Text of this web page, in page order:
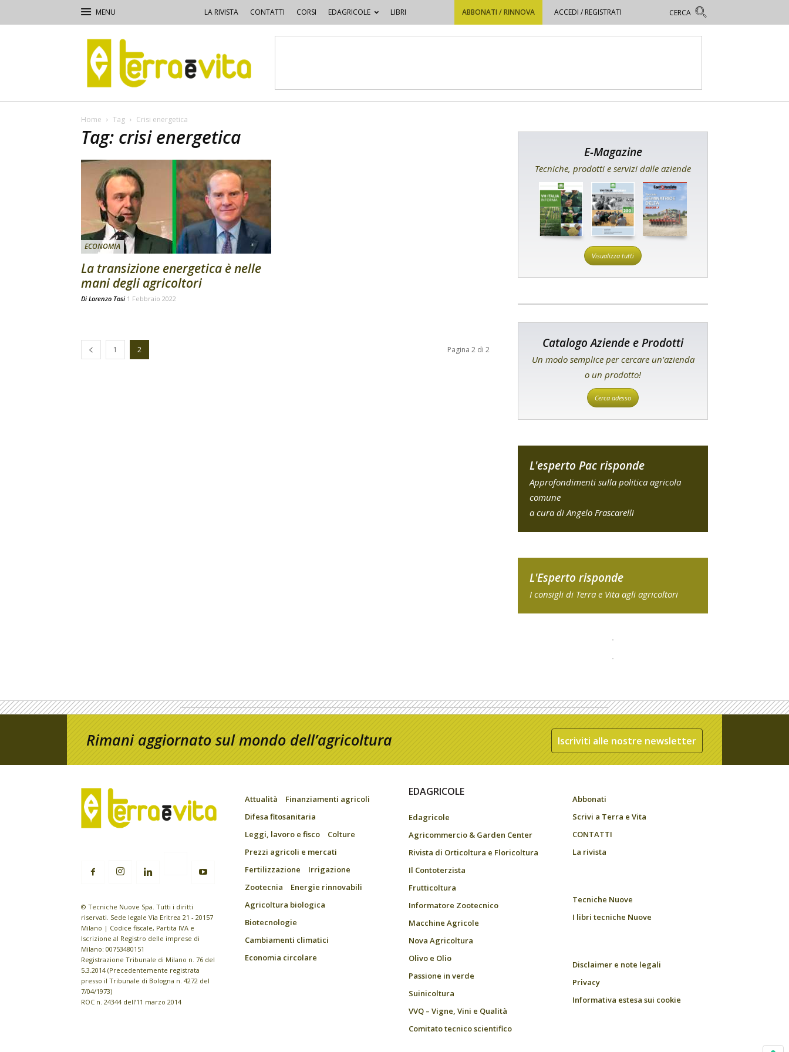
LA RIVISTA CONTATTI CORSI EDAGRICOLE LIBRI ABBONATI / RINNOVA ACCEDI / REGISTRATI
Terra
e
Vita
Home Tag Crisi energetica
Tag: crisi energetica
ECONOMIA
La transizione energetica è nelle
mani degli agricoltori
Di Lorenzo Tosi 1 Febbraio 2022
1 2 Pagina 2 di 2
E-Magazine
Tecniche, prodotti e servizi dalle aziende
Visualizza tutti
Catalogo Aziende e Prodotti
Un modo semplice per cercare un'azienda
o un prodotto!
Cerca adesso
L'esperto Pac risponde
Approfondimenti sulla politica agricola
comune
a cura di Angelo Frascarelli
L'Esperto risponde
I consigli di Terra e Vita agli agricoltori
Rimani aggiornato sul mondo dell’agricoltura Iscriviti alle nostre newsletter
© Tecniche Nuove Spa. Tutti i diritti
riservati. Sede legale Via Eritrea 21 - 20157
Milano | Codice fiscale, Partita IVA e
Iscrizione al Registro delle imprese di
Milano: 00753480151
Registrazione Tribunale di Milano n. 76 del
5.3.2014 (Precedentemente registrata
presso il Tribunale di Bologna n. 4272 del
7/04/1973)
ROC n. 24344 dell’11 marzo 2014
Attualità
Finanziamenti agricoli
Difesa fitosanitaria
Leggi, lavoro e fisco
Colture
Prezzi agricoli e mercati
Fertilizzazione
Irrigazione
Zootecnia
Energie rinnovabili
Agricoltura biologica
Biotecnologie
Cambiamenti climatici
Economia circolare
EDAGRICOLE
Edagricole
Agricommercio & Garden Center
Rivista di Orticoltura e Floricoltura
Il Contoterzista
Frutticoltura
Informatore Zootecnico
Macchine Agricole
Nova Agricoltura
Olivo e Olio
Passione in verde
Suinicoltura
VVQ – Vigne, Vini e Qualità
Comitato tecnico scientifico
Abbonati
Scrivi a Terra e Vita
CONTATTI
La rivista
Tecniche Nuove
I libri tecniche Nuove
Disclaimer e note legali
Privacy
Informativa estesa sui cookie